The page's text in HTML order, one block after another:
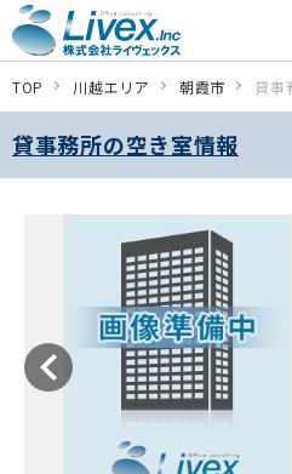
TOP 川越エリア 朝霞市 貸事
貸事務所の空き室情報